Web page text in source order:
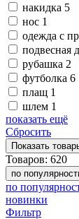
накидка 5
нос 1
одежда с
подвесная
рубашка 2
футболка 6
плащ 1
шлем 1
показать ещё
Сбросить
Показать
Товаров: 620
по
по
новинки
Фильтр